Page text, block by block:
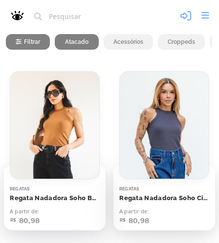
Filtrar Atacado Acessórios Croppeds
REGATAS
Regata Nadadora Soho Bege Doce de Leite
A partir de:
R$ 80,98
REGATAS
Regata Nadadora Soho Cinza Eternium
A partir de:
R$ 80,98